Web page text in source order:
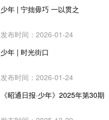
少年 | 宁拙毋巧 一以贯之
发布时间：2026-01-24
少年 | 时光街口
发布时间：2026-01-24
《昭通日报·少年》2025年第30期